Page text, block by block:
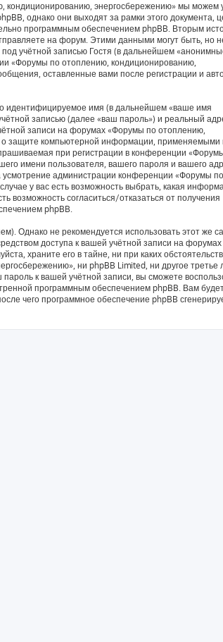
энергосбережению» мы можем
однако они выходят за рамки этого документа,
программным обеспечением phpBB. Вторым
на форум. Этими данными могут быть, но
учётной записью Гостя (в дальнейшем
«Форумы по отоплению, кондиционированию,
оставленные вами после регистрации и
идентифицируемое имя (в дальнейшем «ваше имя
записью (далее «ваш пароль») и реальный
записи на форумах «Форумы по отоплению,
защите компьютерной информации, применяемыми
при регистрации в конференции
имени пользователя, вашего пароля и вашего
усмотрение администрации конференции «Форумы по
у вас есть возможность выбрать, какая
возможность согласиться/отказаться от получения
phpBB.
Однако не рекомендуется использовать этот же
доступа к вашей учётной записи на
храните его в тайне, ни при каких
ни phpBB Limited, ни другое третье
к вашей учётной записи, вы сможете
программным обеспечением phpBB. Вам
чего программное обеспечение phpBB